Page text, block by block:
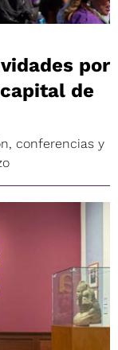
por
de
conferencias y